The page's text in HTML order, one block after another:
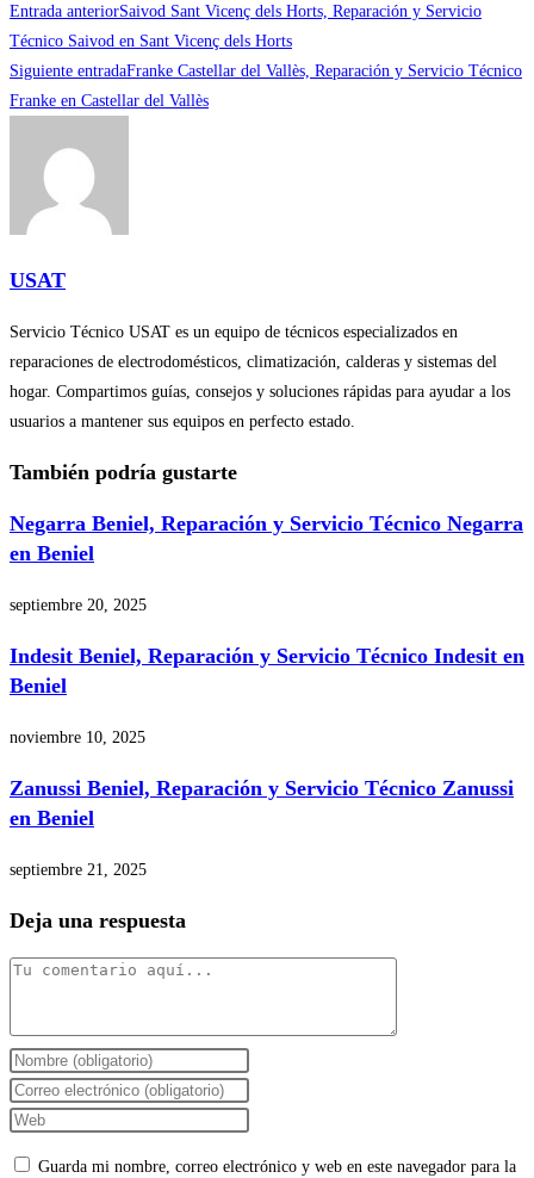
Leer
más
artículos
Entrada anteriorSaivod Sant Vicenç dels Horts, Reparación y Servicio
Técnico Saivod en Sant Vicenç dels Horts
Siguiente entradaFranke Castellar del Vallès, Reparación y Servicio Técnico
Franke en Castellar del Vallès
USAT
Servicio Técnico USAT es un equipo de técnicos especializados en
reparaciones de electrodomésticos, climatización, calderas y sistemas del
hogar. Compartimos guías, consejos y soluciones rápidas para ayudar a los
usuarios a mantener sus equipos en perfecto estado.
También podría gustarte
Negarra Beniel, Reparación y Servicio Técnico Negarra
en Beniel
septiembre 20, 2025
Indesit Beniel, Reparación y Servicio Técnico Indesit en
Beniel
noviembre 10, 2025
Zanussi Beniel, Reparación y Servicio Técnico Zanussi
en Beniel
septiembre 21, 2025
Deja una respuesta
Comentario
Introduce
tu
nombre
Introduce
tu
Introduce
Guarda mi nombre, correo electrónico y web en este navegador para la